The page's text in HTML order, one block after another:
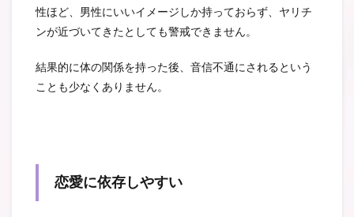
性ほど、男性にいいイメージしか持っておらず、ヤリチ
ンが近づいてきたとしても警戒できません。
結果的に体の関係を持った後、音信不通にされるという
ことも少なくありません。
恋愛に依存しやすい